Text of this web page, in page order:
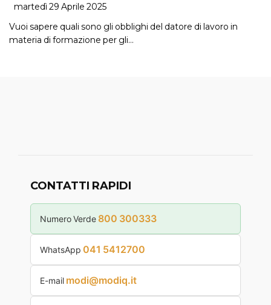
martedì 29 Aprile 2025
Vuoi sapere quali sono gli obblighi del datore di lavoro in
materia di formazione per gli…
CONTATTI RAPIDI
Numero Verde 800 300333
WhatsApp 041 5412700
E-mail modi@modiq.it